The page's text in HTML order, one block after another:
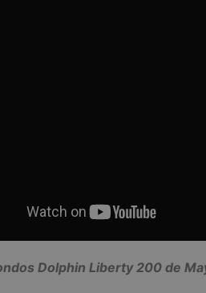
Dolphin Liberty 200 de